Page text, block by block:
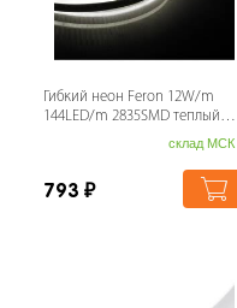
Гибкий неон Feron 12W/m
144LED/m 2835SMD теплый
склад МСК
793 ₽